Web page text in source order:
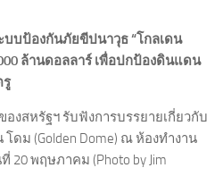
บป้องกันภัยขีปนาวุธ “โกลเดน
ล้านดอลลาร์ เพื่อปกป้องดินแดน
รู
งสหรัฐฯ รับฟังการบรรยายเกี่ยวกับ
ดม (Golden Dome) ณ ห้องทำงาน
20 พฤษภาคม (Photo by Jim